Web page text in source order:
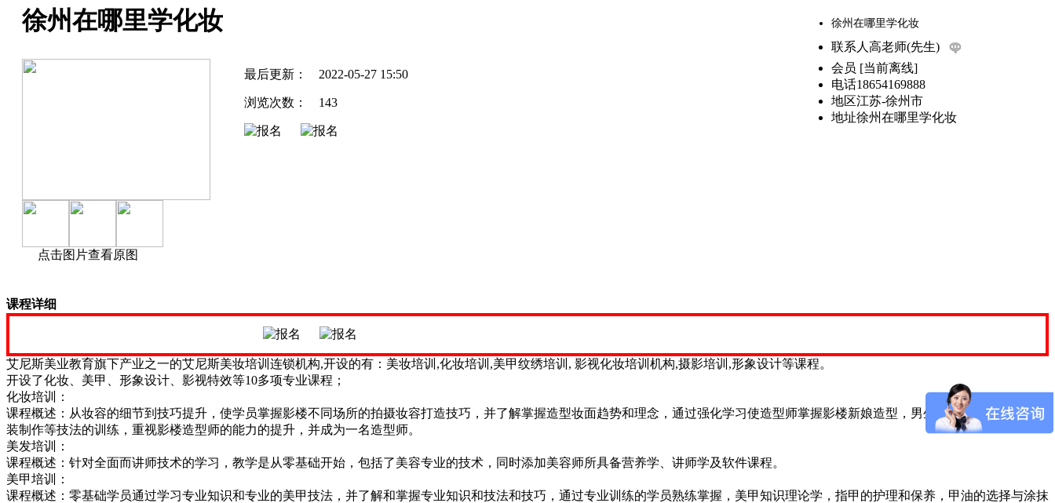
徐州在哪里学化妆
点击图片查看原图
最后更新： 2022-05-27 15:50
浏览次数： 143
徐州在哪里学化妆
联系人 高老师(先生)
会员 [当前离线]
电话18654169888
地区江苏-徐州市
地址徐州在哪里学化妆
课程详细
艾尼斯美业教育旗下产业之一的艾尼斯美妆培训连锁机构,开设的有：美妆培训,化妆培训,美甲纹绣培训, 影视化妆培训机构,摄影培训,形象设计等课程。
开设了化妆、美甲、形象设计、影视特效等10多项专业课程；
化妆培训：
课程概述：从妆容的细节到技巧提升，使学员掌握影楼不同场所的拍摄妆容打造技巧，并了解掌握造型妆面趋势和理念，通过强化学习使造型师掌握影楼新娘造型，男生造型，手工制品，服
装制作等技法的训练，重视影楼造型师的能力的提升，并成为一名造型师。
美发培训：
课程概述：针对全面而讲师技术的学习，教学是从零基础开始，包括了美容专业的技术，同时添加美容师所具备营养学、讲师学及软件课程。
美甲培训：
课程概述：零基础学员通过学习专业知识和专业的美甲技法，并了解和掌握专业知识和技法和技巧，通过专业训练的学员熟练掌握，美甲知识理论学，指甲的护理和保养，甲油的选择与涂抹